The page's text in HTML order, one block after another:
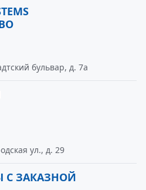
бульвар, д. 7а
ул., д. 29
С ЗАКАЗНОЙ